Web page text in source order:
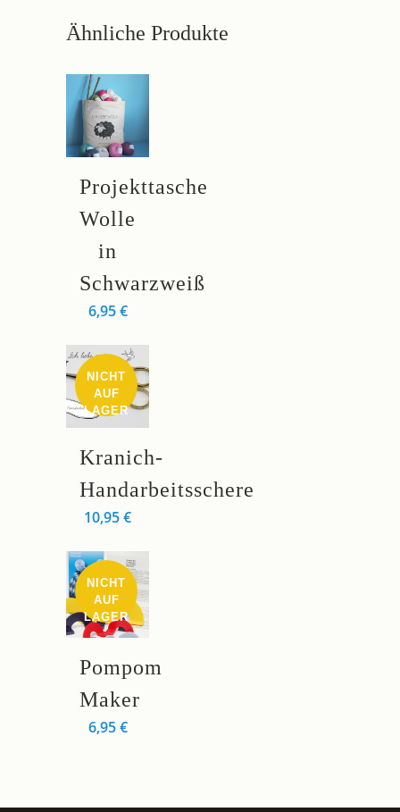
Ähnliche Produkte
Projekttasche
Wolle
in
Schwarzweiß
6,95€
NICHT
AUF
LAGER
Kranich-
Handarbeitsschere
10,95€
NICHT
AUF
LAGER
Pompom
Maker
6,95€